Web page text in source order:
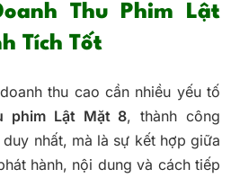
Thu Phim Lật
Tích Tốt
thu cao cần nhiều yếu tố
phim Lật Mặt 8, thành công
nhất, mà là sự kết hợp giữa
hành, nội dung và cách tiếp